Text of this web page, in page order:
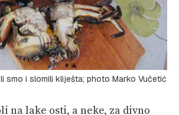
smo i slomili kliješta; photo Marko Vučetić
na lake osti, a neke, za divno